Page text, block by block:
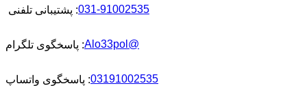
پشتیبانی تلفنی :031-91002535
پاسخگوی تلگرام :Alo33pol@
پاسخگوی واتساپ :03191002535